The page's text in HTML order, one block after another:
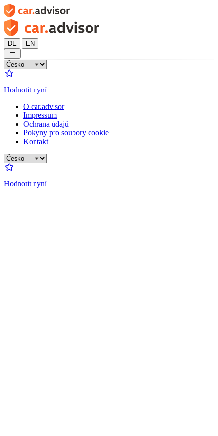
DE | EN
Hodnotit nyní
O car.advisor
Impressum
Ochrana údajů
Pokyny pro soubory cookie
Kontakt
Hodnotit nyní